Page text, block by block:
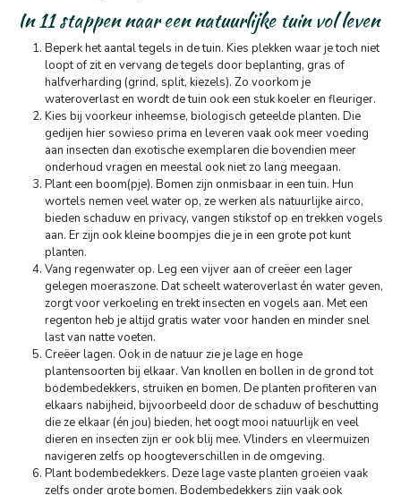
In 11 stappen naar een natuurlijke tuin vol leven
Beperk het aantal tegels in de tuin. Kies plekken waar je toch niet
loopt of zit en vervang de tegels door beplanting, gras of
halfverharding (grind, split, kiezels). Zo voorkom je
wateroverlast en wordt de tuin ook een stuk koeler en fleuriger.
Kies bij voorkeur inheemse, biologisch geteelde planten. Die
gedijen hier sowieso prima en leveren vaak ook meer voeding
aan insecten dan exotische exemplaren die bovendien meer
onderhoud vragen en meestal ook niet zo lang meegaan.
Plant een boom(pje). Bomen zijn onmisbaar in een tuin. Hun
wortels nemen veel water op, ze werken als natuurlijke airco,
bieden schaduw en privacy, vangen stikstof op en trekken vogels
aan. Er zijn ook kleine boompjes die je in een grote pot kunt
planten.
Vang regenwater op. Leg een vijver aan of creëer een lager
gelegen moeraszone. Dat scheelt wateroverlast én water geven,
zorgt voor verkoeling en trekt insecten en vogels aan. Met een
regenton heb je altijd gratis water voor handen en minder snel
last van natte voeten.
Creëer lagen. Ook in de natuur zie je lage en hoge
plantensoorten bij elkaar. Van knollen en bollen in de grond tot
bodembedekkers, struiken en bomen. De planten profiteren van
elkaars nabijheid, bijvoorbeeld door de schaduw of beschutting
die ze elkaar (én jou) bieden, het oogt mooi natuurlijk en veel
dieren en insecten zijn er ook blij mee. Vlinders en vleermuizen
navigeren zelfs op hoogteverschillen in de omgeving.
Plant bodembedekkers. Deze lage vaste planten groeien vaak
zelfs onder grote bomen. Bodembedekkers zijn vaak ook